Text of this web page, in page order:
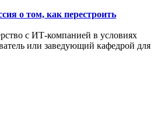
о том, как перестроить
с ИТ-компанией в условиях
или заведующий кафедрой для